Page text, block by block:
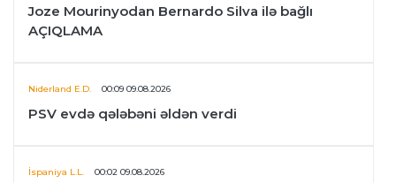
Joze Mourinyodan Bernardo Silva ilə bağlı
AÇIQLAMA
Niderland E.D. 00:09 09.08.2026
PSV evdə qələbəni əldən verdi
İspaniya L.L. 00:02 09.08.2026